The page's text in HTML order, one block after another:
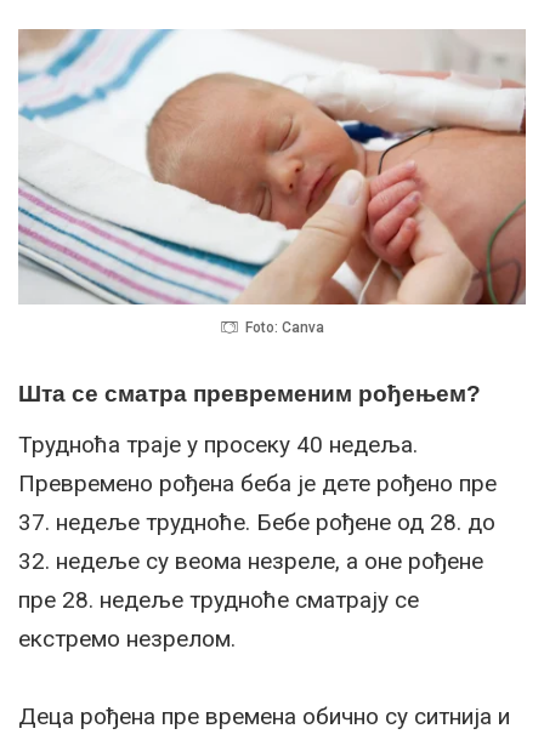
Foto: Canva
Шта се сматра превременим рођењем?
Трудноћа траје у просеку 40 недеља.
Превремено рођена беба је дете рођено пре
37. недеље трудноће. Бебе рођене од 28. до
32. недеље су веома незреле, а оне рођене
пре 28. недеље трудноће сматрају се
екстремо незрелом.
Деца рођена пре времена обично су ситнија и